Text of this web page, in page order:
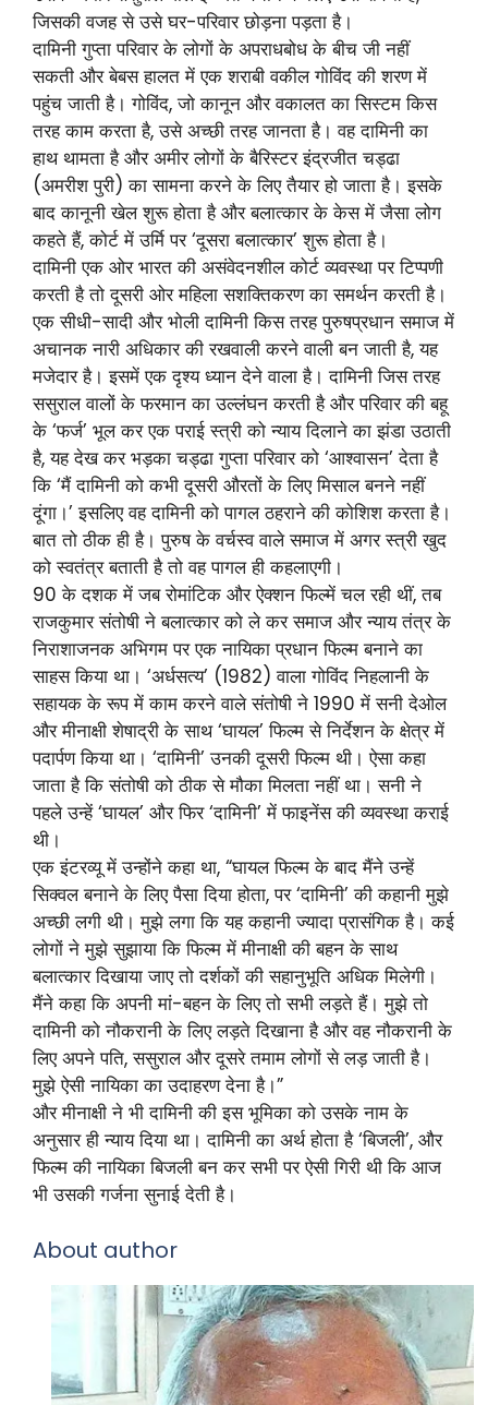
जिसकी वजह से उसे घर-परिवार छोड़ना पड़ता है।
दामिनी गुप्ता परिवार के लोगों के अपराधबोध के बीच जी नहीं
सकती और बेबस हालत में एक शराबी वकील गोविंद की शरण में
पहुंच जाती है। गोविंद, जो कानून और वकालत का सिस्टम किस
तरह काम करता है, उसे अच्छी तरह जानता है। वह दामिनी का
हाथ थामता है और अमीर लोगों के बैरिस्टर इंद्रजीत चड्ढा
(अमरीश पुरी) का सामना करने के लिए तैयार हो जाता है। इसके
बाद कानूनी खेल शुरू होता है और बलात्कार के केस में जैसा लोग
कहते हैं, कोर्ट में उर्मि पर ‘दूसरा बलात्कार’ शुरू होता है।
दामिनी एक ओर भारत की असंवेदनशील कोर्ट व्यवस्था पर टिप्पणी
करती है तो दूसरी ओर महिला सशक्तिकरण का समर्थन करती है।
एक सीधी-सादी और भोली दामिनी किस तरह पुरुषप्रधान समाज में
अचानक नारी अधिकार की रखवाली करने वाली बन जाती है, यह
मजेदार है। इसमें एक दृश्य ध्यान देने वाला है। दामिनी जिस तरह
ससुराल वालों के फरमान का उल्लंघन करती है और परिवार की बहू
के ‘फर्ज’ भूल कर एक पराई स्त्री को न्याय दिलाने का झंडा उठाती
है, यह देख कर भड़का चड्ढा गुप्ता परिवार को ‘आश्वासन’ देता है
कि ‘मैं दामिनी को कभी दूसरी औरतों के लिए मिसाल बनने नहीं
दूंगा।’ इसलिए वह दामिनी को पागल ठहराने की कोशिश करता है।
बात तो ठीक ही है। पुरुष के वर्चस्व वाले समाज में अगर स्त्री खुद
को स्वतंत्र बताती है तो वह पागल ही कहलाएगी।
90 के दशक में जब रोमांटिक और ऐक्शन फिल्में चल रही थीं, तब
राजकुमार संतोषी ने बलात्कार को ले कर समाज और न्याय तंत्र के
निराशाजनक अभिगम पर एक नायिका प्रधान फिल्म बनाने का
साहस किया था। ‘अर्धसत्य’ (1982) वाला गोविंद निहलानी के
सहायक के रूप में काम करने वाले संतोषी ने 1990 में सनी देओल
और मीनाक्षी शेषाद्री के साथ ‘घायल’ फिल्म से निर्देशन के क्षेत्र में
पदार्पण किया था। ‘दामिनी’ उनकी दूसरी फिल्म थी। ऐसा कहा
जाता है कि संतोषी को ठीक से मौका मिलता नहीं था। सनी ने
पहले उन्हें ‘घायल’ और फिर ‘दामिनी’ में फाइनेंस की व्यवस्था कराई
थी।
एक इंटरव्यू में उन्होंने कहा था, “घायल फिल्म के बाद मैंने उन्हें
सिक्वल बनाने के लिए पैसा दिया होता, पर ‘दामिनी’ की कहानी मुझे
अच्छी लगी थी। मुझे लगा कि यह कहानी ज्यादा प्रासंगिक है। कई
लोगों ने मुझे सुझाया कि फिल्म में मीनाक्षी की बहन के साथ
बलात्कार दिखाया जाए तो दर्शकों की सहानुभूति अधिक मिलेगी।
मैंने कहा कि अपनी मां-बहन के लिए तो सभी लड़ते हैं। मुझे तो
दामिनी को नौकरानी के लिए लड़ते दिखाना है और वह नौकरानी के
लिए अपने पति, ससुराल और दूसरे तमाम लोगों से लड़ जाती है।
मुझे ऐसी नायिका का उदाहरण देना है।”
और मीनाक्षी ने भी दामिनी की इस भूमिका को उसके नाम के
अनुसार ही न्याय दिया था। दामिनी का अर्थ होता है ‘बिजली’, और
फिल्म की नायिका बिजली बन कर सभी पर ऐसी गिरी थी कि आज
भी उसकी गर्जना सुनाई देती है।
About author